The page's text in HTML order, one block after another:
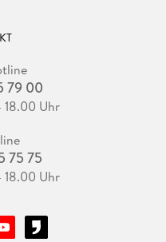
79 00
18.00 Uhr
75 75
18.00 Uhr